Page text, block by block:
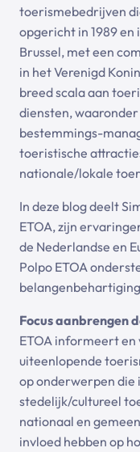
toerismebedrijven
opgericht in 1989
Brussel, met een
in het Verenigd
breed scala aan
diensten,
bestemmings-
toeristische
nationale/lokale
In deze blog deelt
ETOA, zijn
de Nederlandse en
Polpo ETOA
Focus aanbrengen
ETOA informeert
uiteenlopende
op onderwerpen die
stedelijk/cultureel
nationaal en
invloed hebben op